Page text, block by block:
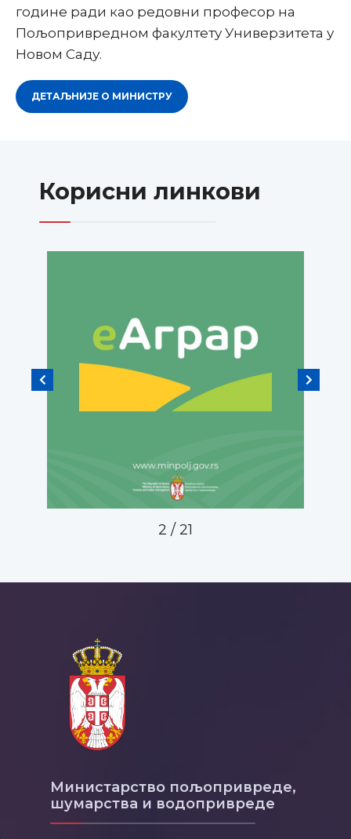
године ради као редовни професор на
Пољопривредном факултету Универзитета у
Новом Саду.
ДЕТАЉНИЈЕ О МИНИСТРУ
Корисни линкови
2 / 21
Министарство пољопривреде,
шумарства и водопривреде